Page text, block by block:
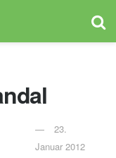
23.
Januar 2012